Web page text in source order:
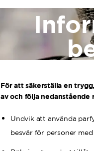
För att säkerställa en
av och följa
Undvik att använda
besvär för personer